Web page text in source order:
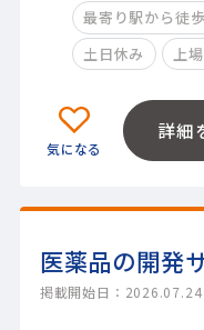
最寄り駅から徒
土日休み
上
詳細
医薬品の開発
掲載開始日：2026.07.24